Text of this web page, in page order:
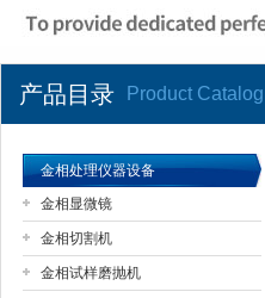
公司名称
产品目录 Product Catalog
金相处理仪器设备
金相显微镜
金相切割机
金相试样磨抛机